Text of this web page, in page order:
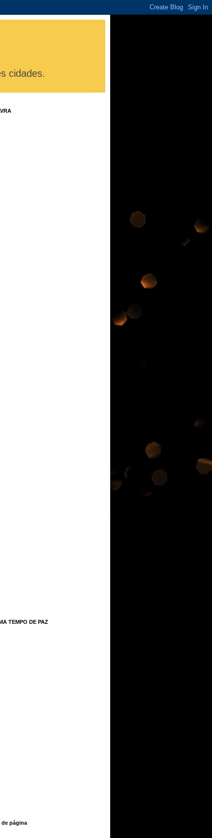
cidades.
TEMPO DE PAZ
de página